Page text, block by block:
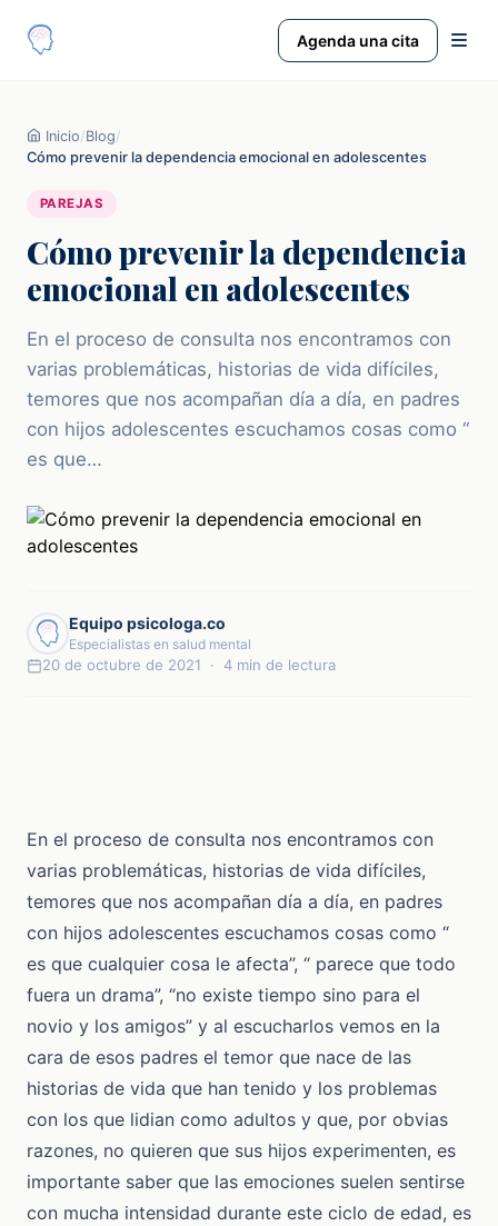
Agenda una cita
Inicio/Blog/
Cómo prevenir la dependencia emocional en adolescentes
PAREJAS
Cómo prevenir la dependencia
emocional en adolescentes
En el proceso de consulta nos encontramos con
varias problemáticas, historias de vida difíciles,
temores que nos acompañan día a día, en padres
con hijos adolescentes escuchamos cosas como “
es que…
Equipo psicologa.co
Especialistas en salud mental
20 de octubre de 2021 · 4 min de lectura
En el proceso de consulta nos encontramos con
varias problemáticas, historias de vida difíciles,
temores que nos acompañan día a día, en padres
con hijos adolescentes escuchamos cosas como “
es que cualquier cosa le afecta”, “ parece que todo
fuera un drama”, “no existe tiempo sino para el
novio y los amigos” y al escucharlos vemos en la
cara de esos padres el temor que nace de las
historias de vida que han tenido y los problemas
con los que lidian como adultos y que, por obvias
razones, no quieren que sus hijos experimenten, es
importante saber que las emociones suelen sentirse
con mucha intensidad durante este ciclo de edad, es